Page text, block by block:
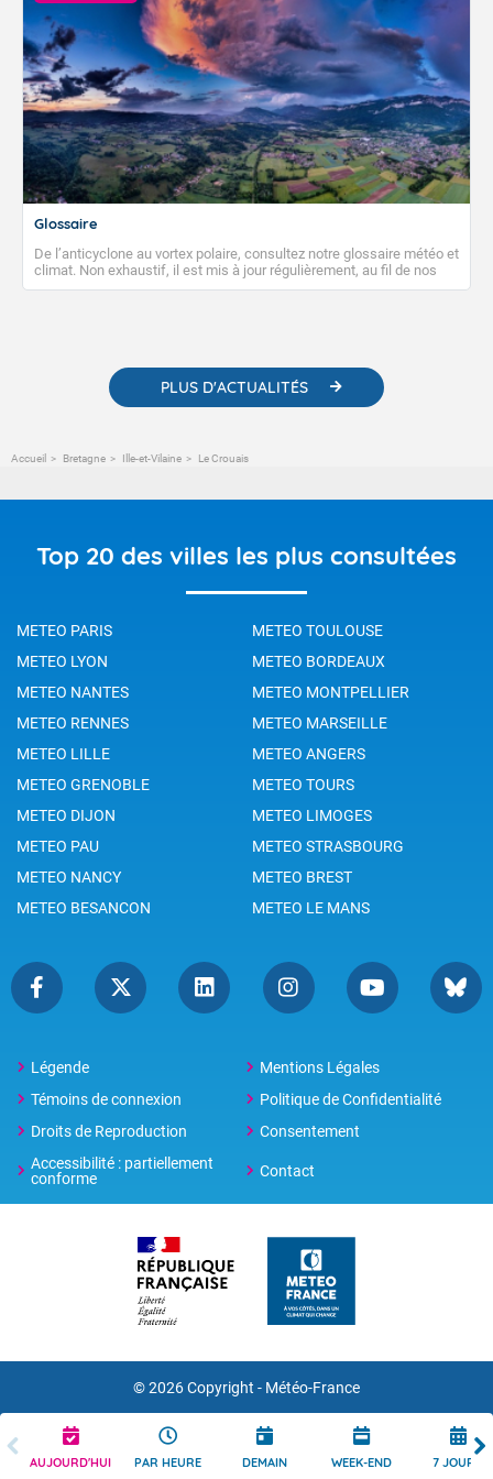
AUJOURD'HUI PAR HEURE DEMAIN WEEK-END 7 JOURS
Glossaire
De l’anticyclone au vortex polaire, consultez notre glossaire météo et
climat. Non exhaustif, il est mis à jour régulièrement, au fil de nos
publications. Vous y trouverez également des liens utiles vers nos
PLUS D'ACTUALITÉS
Accueil Bretagne Ille-et-Vilaine Le Crouais
Top 20 des villes les plus consultées
METEO PARIS
METEO TOULOUSE
METEO LYON
METEO BORDEAUX
METEO NANTES
METEO MONTPELLIER
METEO RENNES
METEO MARSEILLE
METEO LILLE
METEO ANGERS
METEO GRENOBLE
METEO TOURS
METEO DIJON
METEO LIMOGES
METEO PAU
METEO STRASBOURG
METEO NANCY
METEO BREST
METEO BESANCON
METEO LE MANS
Légende
Mentions Légales
Témoins de connexion
Politique de Confidentialité
Droits de Reproduction
Consentement
Accessibilité : partiellement
conforme
Contact
© 2026 Copyright - Météo-France